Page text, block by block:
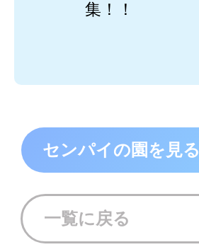
集！！
センパイの園を見る
一覧に戻る